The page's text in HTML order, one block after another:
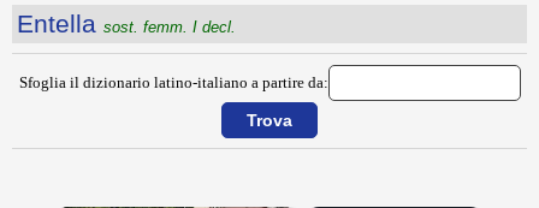
Entella sost. femm. I decl.
Sfoglia il dizionario latino-italiano a partire da: